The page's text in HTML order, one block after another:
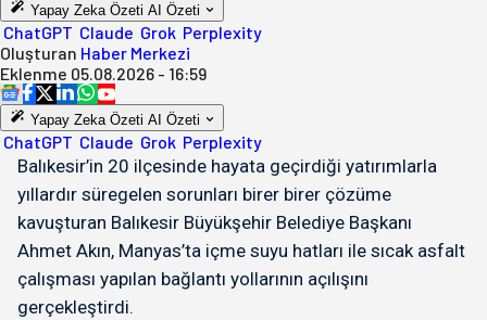
Yapay Zeka Özeti AI Özeti
ChatGPT Claude Grok Perplexity
Oluşturan Haber Merkezi
Eklenme 05.08.2026 - 16:59
Yapay Zeka Özeti AI Özeti
ChatGPT Claude Grok Perplexity
Balıkesir’in 20 ilçesinde hayata geçirdiği yatırımlarla
yıllardır süregelen sorunları birer birer çözüme
kavuşturan Balıkesir Büyükşehir Belediye Başkanı
Ahmet Akın, Manyas’ta içme suyu hatları ile sıcak asfalt
çalışması yapılan bağlantı yollarının açılışını
gerçekleştirdi.